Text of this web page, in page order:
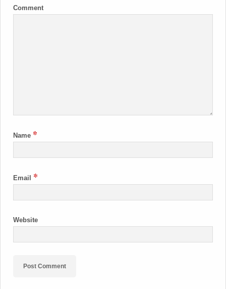
Comment
Name *
Email *
Website